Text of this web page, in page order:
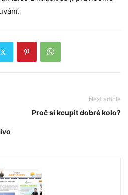
Next article
Proč si koupit dobré kolo?